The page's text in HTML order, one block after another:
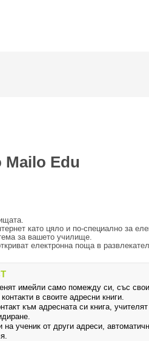
Mailo Edu
като цяло и по-специално за
за вашето училище.
електронна поща в
имейли само помежду си, със
в своите адресни книги.
към адресната си книга, учителят
ученик от други адреси,